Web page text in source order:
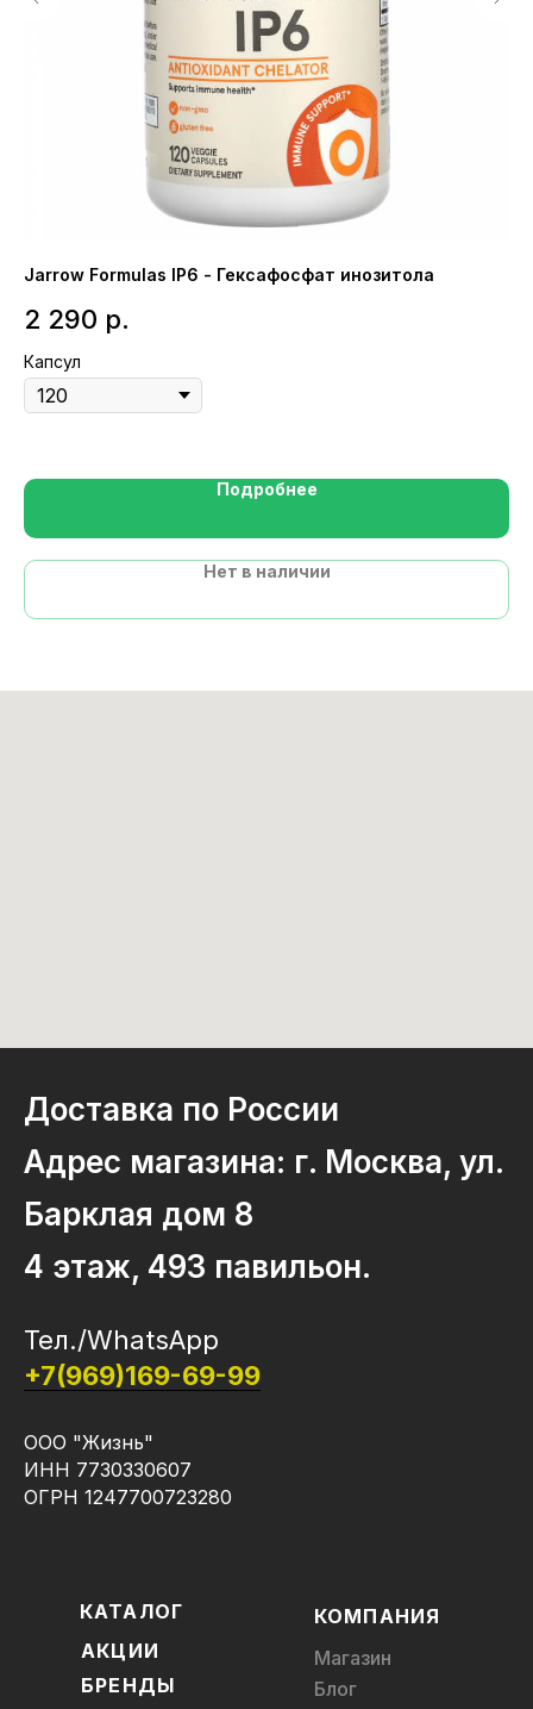
Jarrow Formulas IP6 - Гексафосфат инозитола
2 290 р.
Капсул
Подробнее
Нет в наличии
Доставка по России
Адрес магазина: г. Москва, ул.
Барклая дом 8
4 этаж, 493 павильон.
Тел./WhatsApp
+7(969)169-69-99
ООО "Жизнь"
ИНН 7730330607
ОГРН 1247700723280
КАТАЛОГ
БРЕНДЫ
АКЦИИ
Магазин
Блог
КОМПАНИЯ